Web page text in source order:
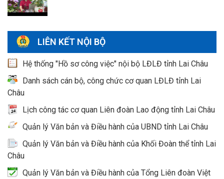
LIÊN KẾT NỘI BỘ
Hệ thống "Hồ sơ công việc" nội bộ LĐLĐ tỉnh Lai Châu
Danh sách cán bộ, công chức cơ quan LĐLĐ tỉnh Lai
Châu
Lịch công tác cơ quan Liên đoàn Lao động tỉnh Lai Châu
Quản lý Văn bản và Điều hành của UBND tỉnh Lai Châu
Quản lý Văn bản và Điều hành của Khối Đoàn thể tỉnh Lai
Châu
Quản lý Văn bản và Điều hành của Tổng Liên đoàn Việt